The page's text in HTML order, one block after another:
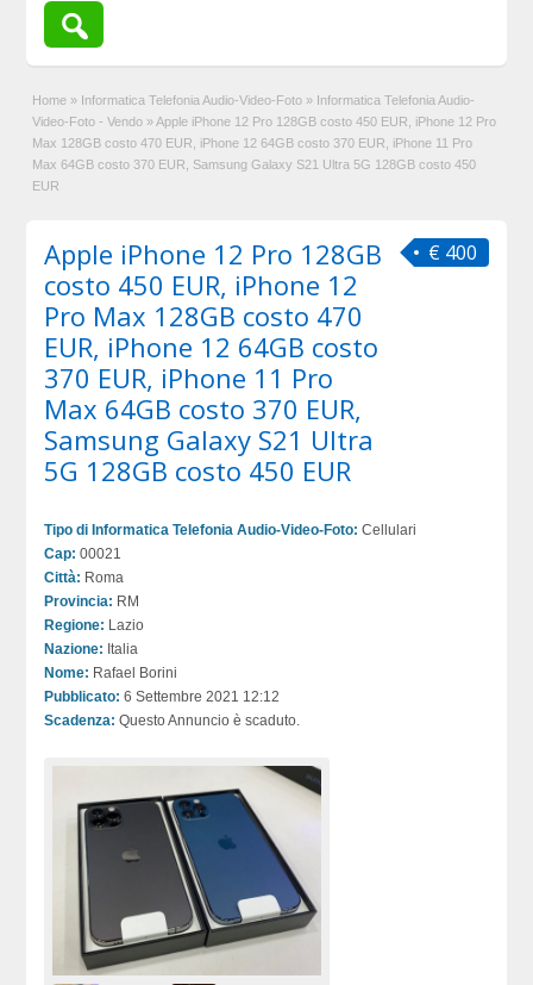
Home » Informatica Telefonia Audio-Video-Foto » Informatica Telefonia Audio-
Video-Foto - Vendo » Apple iPhone 12 Pro 128GB costo 450 EUR, iPhone 12 Pro
Max 128GB costo 470 EUR, iPhone 12 64GB costo 370 EUR, iPhone 11 Pro
Max 64GB costo 370 EUR, Samsung Galaxy S21 Ultra 5G 128GB costo 450
EUR
€ 400
Apple iPhone 12 Pro 128GB
costo 450 EUR, iPhone 12
Pro Max 128GB costo 470
EUR, iPhone 12 64GB costo
370 EUR, iPhone 11 Pro
Max 64GB costo 370 EUR,
Samsung Galaxy S21 Ultra
5G 128GB costo 450 EUR
Tipo di Informatica Telefonia Audio-Video-Foto: Cellulari
Cap: 00021
Città: Roma
Provincia: RM
Regione: Lazio
Nazione: Italia
Nome: Rafael Borini
Pubblicato: 6 Settembre 2021 12:12
Scadenza: Questo Annuncio è scaduto.